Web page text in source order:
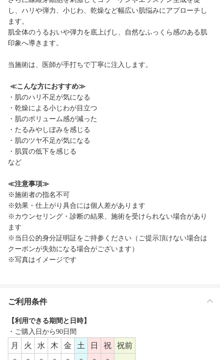
し、ハリや弾力、小じわ、乾燥など幅広い肌悩みにアプローチし
ます。
肌全体のうるおいや弾力を底上げし、自然なふっくら感のある肌
印象へ導きます。
当施術は、医師が手打ちで丁寧に注入します。
≪こんな方におすすめ≫
・肌のハリ不足が気になる
・乾燥による小じわが目立つ
・肌のボリューム感が減った
・たるみやしぼみを感じる
・肌のツヤ不足が気になる
・肌質の低下を感じる
など
≪注意事項≫
※施術者の指名不可
※効果・仕上がり具合には個人差があります
※カウンセリング・診断の結果、施術を受けられない場合があり
ます
※当日公的身分証明証をご持参ください（ご提示頂けない場合は
クーポンが失効になる場合がございます）
※写真はイメージです
ご利用条件
【利用できる期間と日時】
・ご購入日から90日間
月 火 水 木 金 土 日 祝 祝前